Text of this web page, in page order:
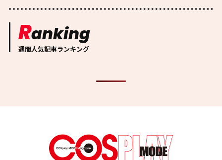
Ranking
週間人気記事ランキング